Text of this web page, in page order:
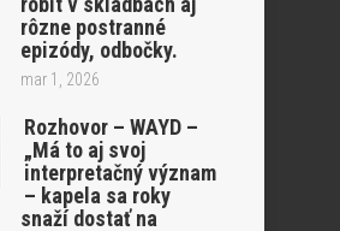
rôzne postranné
epizódy, odbočky.
mar 1, 2026
Rozhovor – WAYD –
„Má to aj svoj
interpretačný význam
– kapela sa roky
snaží dostať na